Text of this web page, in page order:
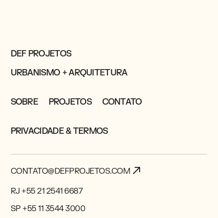
DEF PROJETOS
URBANISMO + ARQUITETURA
SOBRE PROJETOS CONTATO
PRIVACIDADE & TERMOS
CONTATO@DEFPROJETOS.COM
RJ +55 21 2541 6687
SP +55 11 3544 3000